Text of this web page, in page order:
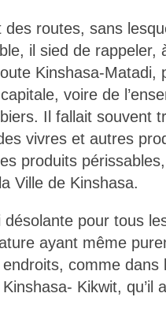
des routes, sans
il sied de rappeler,
Kinshasa-Matadi,
voire de
Il fallait souvent
vivres et autres
produits
Ville de Kinshasa.
pour tous
ayant même
comme dans
Kikwit, qu’il